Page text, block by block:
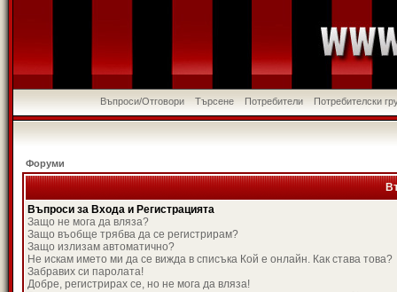
Въпроси/Отговори Търсене Потребители Потребителски
Форуми
Въпроси за Входа и Регистрацията
Защо не мога да вляза?
Защо въобще трябва да се регистрирам?
Защо излизам автоматично?
Не искам името ми да се вижда в списъка Кой е онлайн. Как става това?
Забравих си паролата!
Добре, регистрирах се, но не мога да вляза!